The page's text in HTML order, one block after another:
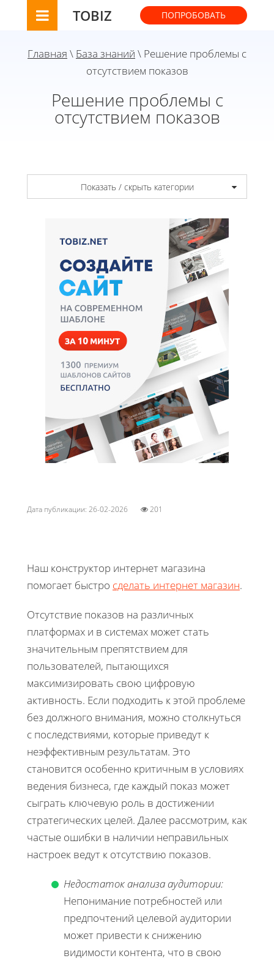
TOBIZ ПОПРОБОВАТЬ
Главная \ База знаний \ Решение проблемы с
отсутствием показов
Решение проблемы с
отсутствием показов
Показать / скрыть категории
Дата публикации: 26-02-2026 201
Наш конструктор интернет магазина
помогает быстро сделать интернет магазин.
Отсутствие показов на различных
платформах и в системах может стать
значительным препятствием для
пользователей, пытающихся
максимизировать свою цифровую
активность. Если подходить к этой проблеме
без должного внимания, можно столкнуться
с последствиями, которые приведут к
неэффективным результатам. Это
становится особенно критичным в условиях
ведения бизнеса, где каждый показ может
сыграть ключевую роль в достижении
стратегических целей. Далее рассмотрим, как
частые ошибки в наличии неправильных
настроек ведут к отсутствию показов.
Недостаток анализа аудитории:
Непонимание потребностей или
предпочтений целевой аудитории
может привести к снижению
видимости контента, что в свою